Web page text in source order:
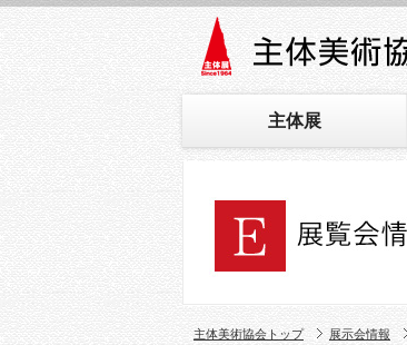
主体展
主体美術協会トップ 展示会情報